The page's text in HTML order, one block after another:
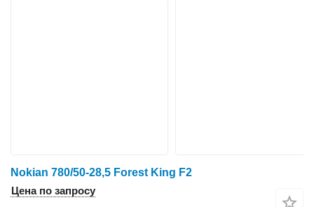
Nokian 780/50-28,5 Forest King F2
Цена по запросу